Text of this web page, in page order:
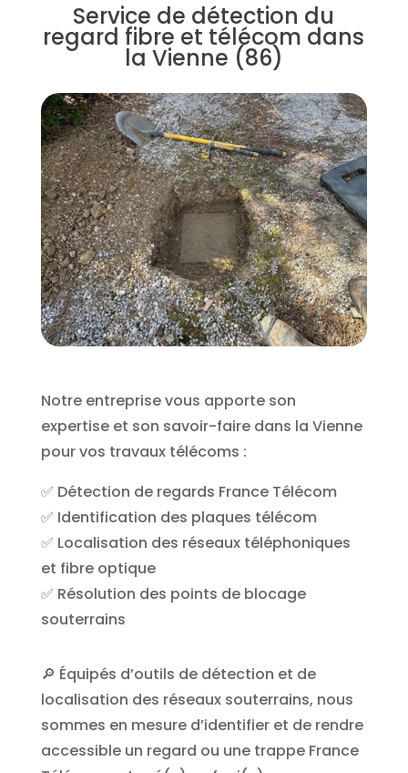
Service de détection du
regard fibre et télécom dans
la Vienne (86)
Notre entreprise vous apporte son
expertise et son savoir-faire dans la Vienne
pour vos travaux télécoms :
✅ Détection de regards France Télécom
✅ Identification des plaques télécom
✅ Localisation des réseaux téléphoniques
et fibre optique
✅ Résolution des points de blocage
souterrains
🔎 Équipés d’outils de détection et de
localisation des réseaux souterrains, nous
sommes en mesure d’identifier et de rendre
accessible un regard ou une trappe France